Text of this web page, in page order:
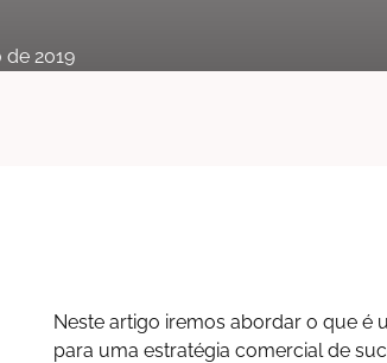
de 2019
Neste artigo iremos abordar o que é
para uma estratégia comercial de